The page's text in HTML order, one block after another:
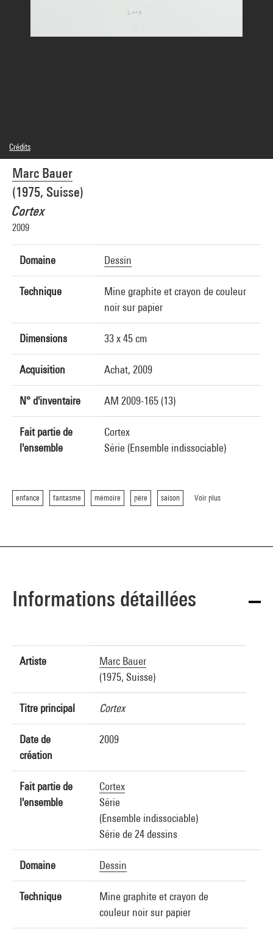
Marc Bauer
(1975, Suisse)
Cortex
2009
Domaine Dessin
Technique
Mine graphite et crayon de couleur
noir sur papier
Dimensions 33 x 45 cm
Acquisition Achat, 2009
N° d'inventaire AM 2009-165 (13)
Fait partie de
l'ensemble
Cortex
Série (Ensemble indissociable)
enfance fantasme mémoire père saison Voir plus
Crédits
© Marc Bauer
Crédit photographique : Georges Meguerditchian - Centre Pompidou, MNAM-CCI
Réf. image : 4N09671
Informations détaillées
Artiste
Marc Bauer
(1975, Suisse)
Titre principal Cortex
Date de
création
2009
Fait partie de
l'ensemble
Cortex
Série
(Ensemble indissociable)
Série de 24 dessins
Domaine Dessin
Technique
Mine graphite et crayon de
couleur noir sur papier